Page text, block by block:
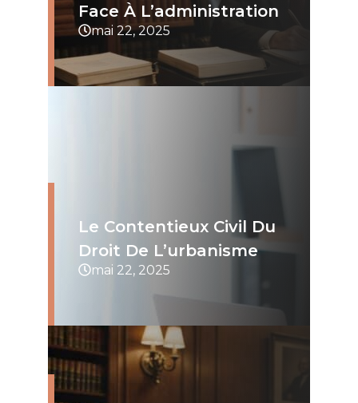
Face À L’administration
mai 22, 2025
Le Contentieux Civil Du
Droit De L’urbanisme
mai 22, 2025